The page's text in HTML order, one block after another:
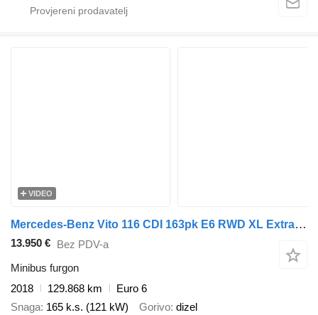
VIDEO
Mercedes-Benz Vito 116 CDI 163pk E6 RWD XL Extra Lang Airco 08-2018
13.950 € Bez PDV-a
Minibus furgon
2018
129.868 km
Euro 6
Snaga 165 k.s. (121 kW) Gorivo dizel